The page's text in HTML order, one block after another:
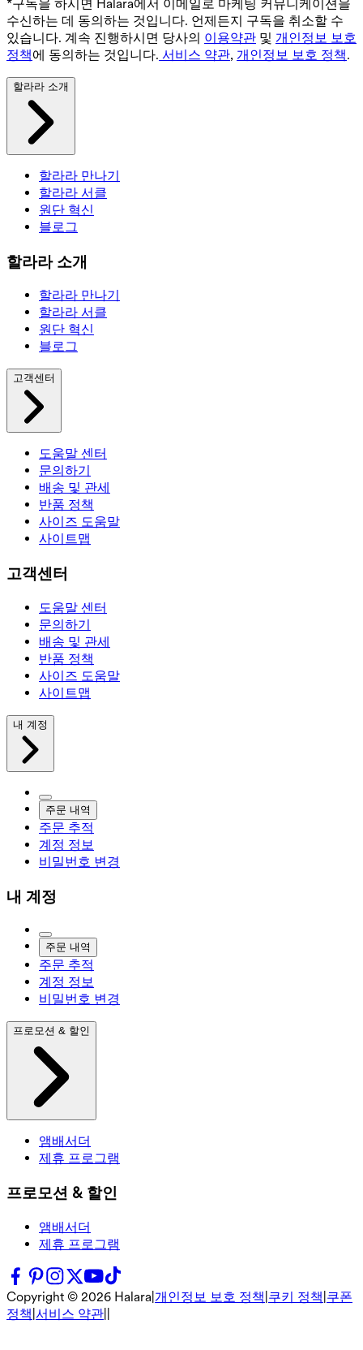
*구독을 하시면 Halara에서 이메일로 마케팅 커뮤니케이션을
수신하는 데 동의하는 것입니다. 언제든지 구독을 취소할 수
있습니다. 계속 진행하시면 당사의 이용약관 및 개인정보 보호
정책에 동의하는 것입니다. 서비스 약관, 개인정보 보호 정책.
할라라 소개
할라라 만나기
할라라 서클
원단 혁신
블로그
할라라 소개
할라라 만나기
할라라 서클
원단 혁신
블로그
고객센터
도움말 센터
문의하기
배송 및 관세
반품 정책
사이즈 도움말
사이트맵
고객센터
도움말 센터
문의하기
배송 및 관세
반품 정책
사이즈 도움말
사이트맵
내 계정
주문 내역
주문 추적
계정 정보
비밀번호 변경
내 계정
주문 내역
주문 추적
계정 정보
비밀번호 변경
프로모션 & 할인
앰배서더
제휴 프로그램
프로모션 & 할인
앰배서더
제휴 프로그램
Copyright © 2026 Halara 개인정보 보호 정책 쿠키 정책 쿠폰
정책 서비스 약관